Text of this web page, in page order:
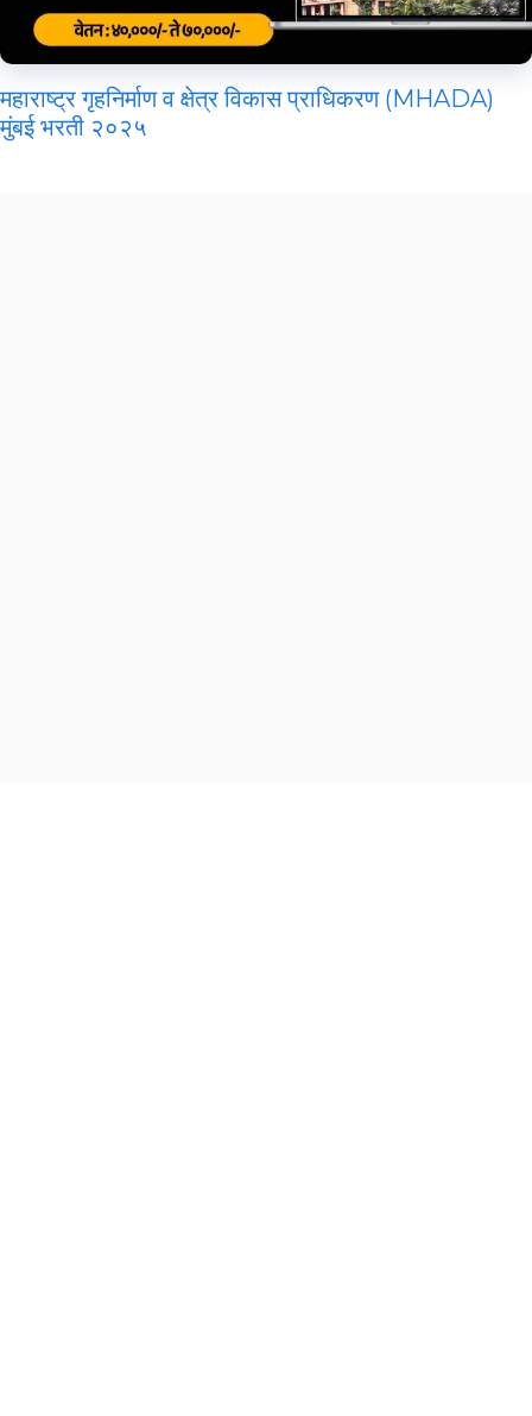
महाराष्ट्र गृहनिर्माण व क्षेत्र विकास प्राधिकरण (MHADA)
मुंबई भरती २०२५